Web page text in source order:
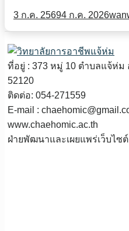
3 ก.ค. 25694 ก.ค. 2026
ที่อยู่ : 373 หมู่ 10 ตำบลแจ้ห่ม
52120
ติดต่อ: 054-271559
E-mail :
www.chaehomic.ac.th
ฝ่ายพัฒนาและเผยแพร่เว็บไซ